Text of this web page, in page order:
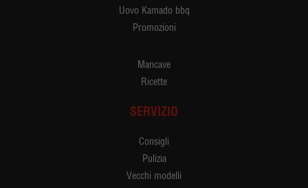
Uovo Kamado bbq
Promozioni
Mancave
Ricette
SERVIZIO
Consigli
Pulizia
Vecchi modelli